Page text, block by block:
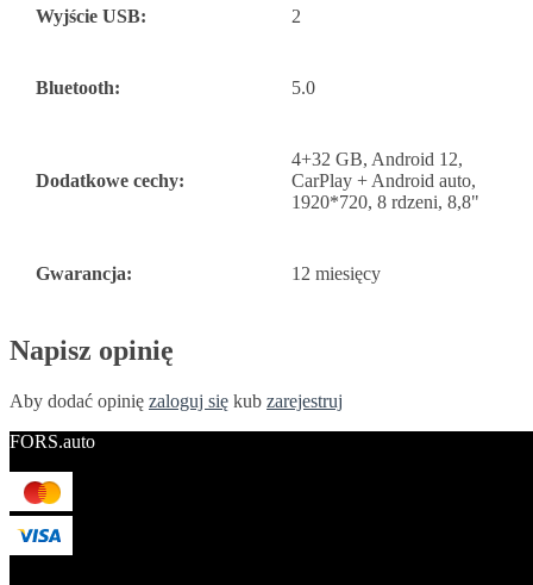
Wyjście USB: 2
Bluetooth: 5.0
Dodatkowe cechy:
4+32 GB, Android 12,
CarPlay + Android auto,
1920*720, 8 rdzeni, 8,8"
Gwarancja: 12 miesięcy
Napisz opinię
Aby dodać opinię zaloguj się kub zarejestruj
FORS.auto